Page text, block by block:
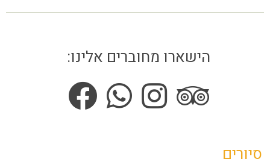
הישארו מחוברים אלינו:
סיורים